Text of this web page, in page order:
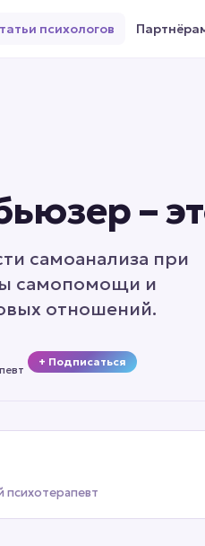
психологов
–
самоанализа при
самопомощи и
отношений.
+ Подписаться
психотерапевт